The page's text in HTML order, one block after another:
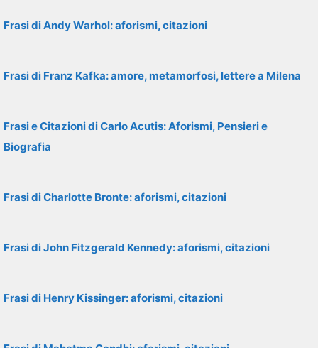
Frasi di Andy Warhol: aforismi, citazioni
Frasi di Franz Kafka: amore, metamorfosi, lettere a Milena
Frasi e Citazioni di Carlo Acutis: Aforismi, Pensieri e
Biografia
Frasi di Charlotte Bronte: aforismi, citazioni
Frasi di John Fitzgerald Kennedy: aforismi, citazioni
Frasi di Henry Kissinger: aforismi, citazioni